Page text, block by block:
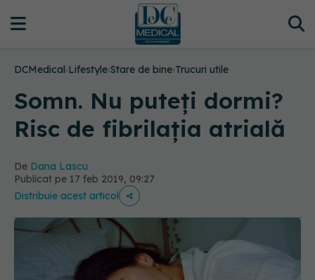
DCMedical›Lifestyle›Stare de bine›Trucuri utile
Somn. Nu puteți dormi?
Risc de fibrilația atrială
De Dana Lascu
Publicat pe 17 feb 2019, 09:27
Distribuie acest articol